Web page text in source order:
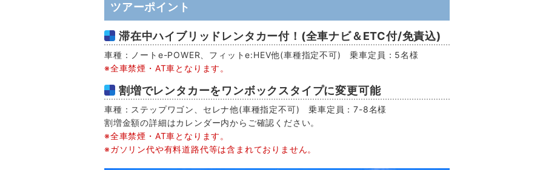
ツアーポイント
滞在中ハイブリッドレンタカー付！(全車ナビ＆ETC付/免責込)
車種：ノートe-POWER、フィットe:HEV他(車種指定不可) 乗車定員：5名様
※全車禁煙・AT車となります。
割増でレンタカーをワンボックスタイプに変更可能
車種：ステップワゴン、セレナ他(車種指定不可) 乗車定員：7-8名様
割増金額の詳細はカレンダー内からご確認ください。
※全車禁煙・AT車となります。
※ガソリン代や有料道路代等は含まれておりません。